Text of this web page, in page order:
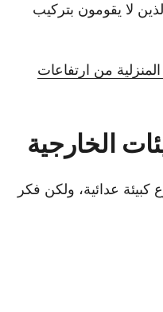
لا يقومون بتركيب
من ارتفاعات
الخارجية
كبيئة عدائية، ولكن فكر